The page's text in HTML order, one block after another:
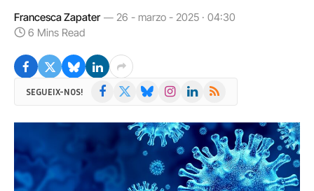
Francesca Zapater
26 - marzo - 2025 · 04:30
6 Mins Read
SEGUEIX-NOS! Facebook BlueskyInstagramLinkedIn
RSS